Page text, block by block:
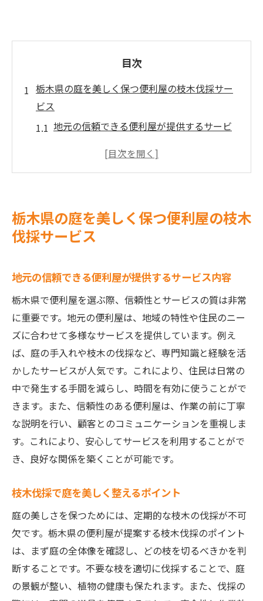
目次
栃木県の庭を美しく保つ便利屋の枝木伐採サー
ビス
地元の信頼できる便利屋が提供するサービ
枝木伐採で庭を美しく整えるポイント
季節に合わせた枝木伐採のタイミング
便利屋に依頼する際の注意点とアドバイス
ット
地域密着型の強みを生かしたサービス
顧客満足度が高い理由とは
庭の手入れが初めての方でも安心
迅速かつ丁寧な作業プロセス
無駄を省く効率的なサービス提供
地域に根ざした環境配慮の取り組み
プロが教える枝木伐採で庭の手入れを簡単に
初心者でも分かる簡単な枝木伐採の手順
プロが教える道具選びのコツ
便利屋から学ぶ効率的な作業計画
失敗しないための注意点と対策
プロフェッショナルの視点で見る庭の美し
さ
便利屋の枝木伐採で時間と労力を節約する方法
栃木県の庭を美しく保つ便利屋の枝木
伐採サービス
地元の信頼できる便利屋が提供するサービス内容
栃木県で便利屋を選ぶ際、信頼性とサービスの質は非常
に重要です。地元の便利屋は、地域の特性や住民のニー
ズに合わせて多様なサービスを提供しています。例え
ば、庭の手入れや枝木の伐採など、専門知識と経験を活
かしたサービスが人気です。これにより、住民は日常の
中で発生する手間を減らし、時間を有効に使うことがで
きます。また、信頼性のある便利屋は、作業の前に丁寧
な説明を行い、顧客とのコミュニケーションを重視しま
す。これにより、安心してサービスを利用することがで
き、良好な関係を築くことが可能です。
枝木伐採で庭を美しく整えるポイント
庭の美しさを保つためには、定期的な枝木の伐採が不可
欠です。栃木県の便利屋が提案する枝木伐採のポイント
は、まず庭の全体像を確認し、どの枝を切るべきかを判
断することです。不要な枝を適切に伐採することで、庭
の景観が整い、植物の健康も保たれます。また、伐採の